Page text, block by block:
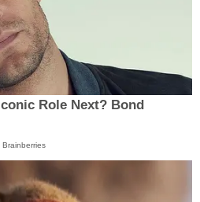
Role Next? Bond
Brainberries